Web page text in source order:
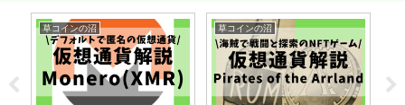
草コインの沼 草コインの沼